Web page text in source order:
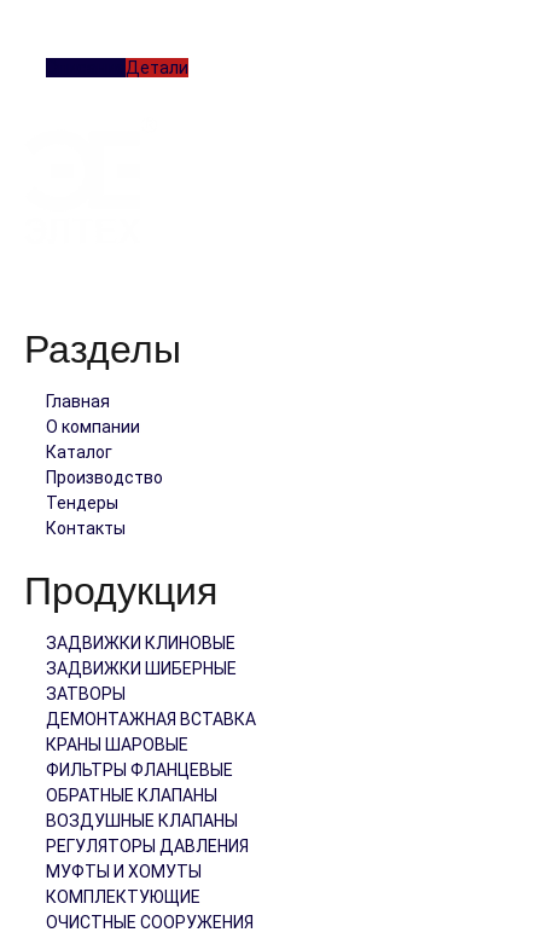
Детали
Разделы
Главная
О компании
Каталог
Производство
Тендеры
Контакты
Продукция
ЗАДВИЖКИ КЛИНОВЫЕ
ЗАДВИЖКИ ШИБЕРНЫЕ
ЗАТВОРЫ
ДЕМОНТАЖНАЯ ВСТАВКА
КРАНЫ ШАРОВЫЕ
ФИЛЬТРЫ ФЛАНЦЕВЫЕ
ОБРАТНЫЕ КЛАПАНЫ
ВОЗДУШНЫЕ КЛАПАНЫ
РЕГУЛЯТОРЫ ДАВЛЕНИЯ
МУФТЫ И ХОМУТЫ
КОМПЛЕКТУЮЩИЕ
ОЧИСТНЫЕ СООРУЖЕНИЯ